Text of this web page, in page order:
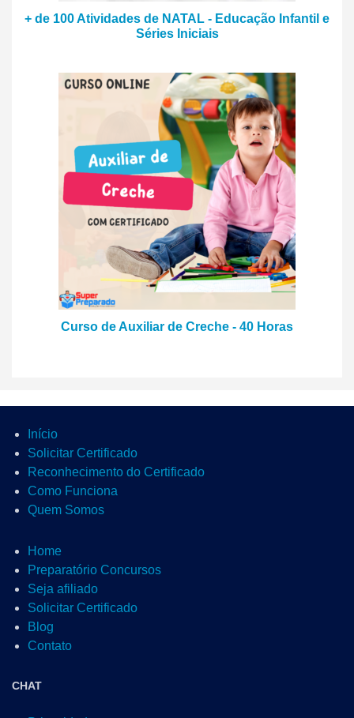
+ de 100 Atividades de NATAL - Educação Infantil e
Séries Iniciais
Curso de Auxiliar de Creche - 40 Horas
Início
Solicitar Certificado
Reconhecimento do Certificado
Como Funciona
Quem Somos
Home
Preparatório Concursos
Seja afiliado
Solicitar Certificado
Blog
Contato
CHAT